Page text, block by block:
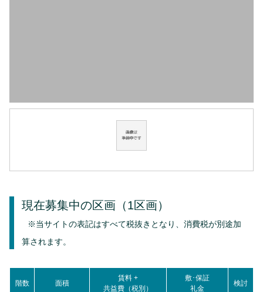
現在募集中の区画 （1区画）
※当サイトの表記はすべて税抜きとなり、消費税が別途加
算されます。
階数 面積
賃料 +
共益費（税別）
敷･保証
礼金
検討